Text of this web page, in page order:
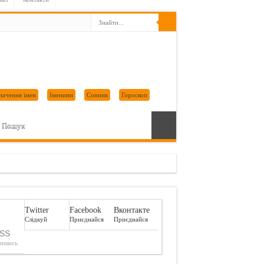
Гороскоп
Сонник
Іменини
імен
Пошук
Twitter
Слідкуй
Facebook
Приєднайся
Вконтакте
Приєднайся